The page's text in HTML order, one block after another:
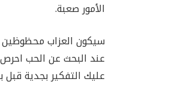
الأمور صعبة.
سيكون العزاب
عليك التفكير بجدية